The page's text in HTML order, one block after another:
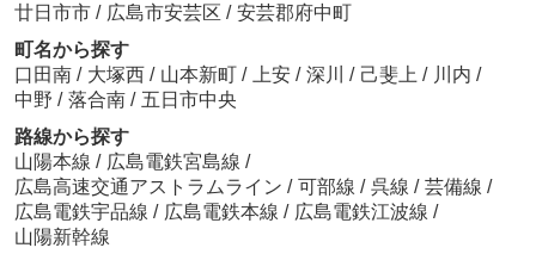
廿日市市 / 広島市安芸区 / 安芸郡府中町
町名から探す
口田南 / 大塚西 / 山本新町 / 上安 / 深川 / 己斐上 / 川内 /
中野 / 落合南 / 五日市中央
路線から探す
山陽本線 / 広島電鉄宮島線 /
広島高速交通アストラムライン / 可部線 / 呉線 / 芸備線 /
広島電鉄宇品線 / 広島電鉄本線 / 広島電鉄江波線 /
山陽新幹線